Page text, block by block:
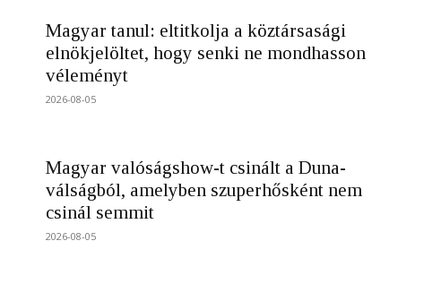
Magyar tanul: eltitkolja a köztársasági
elnökjelöltet, hogy senki ne mondhasson
véleményt
2026-08-05
Magyar valóságshow-t csinált a Duna-
válságból, amelyben szuperhősként nem
csinál semmit
2026-08-05